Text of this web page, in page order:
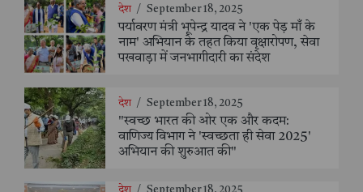
देश / September 18, 2025
पर्यावरण मंत्री भूपेन्द्र यादव ने 'एक पेड़ माँ के
नाम' अभियान के तहत किया वृक्षारोपण, सेवा
पखवाड़ा में जनभागीदारी का संदेश
देश / September 18, 2025
"स्वच्छ भारत की ओर एक और कदम:
वाणिज्य विभाग ने 'स्वच्छता ही सेवा 2025'
अभियान की शुरुआत की"
देश / September 18, 2025